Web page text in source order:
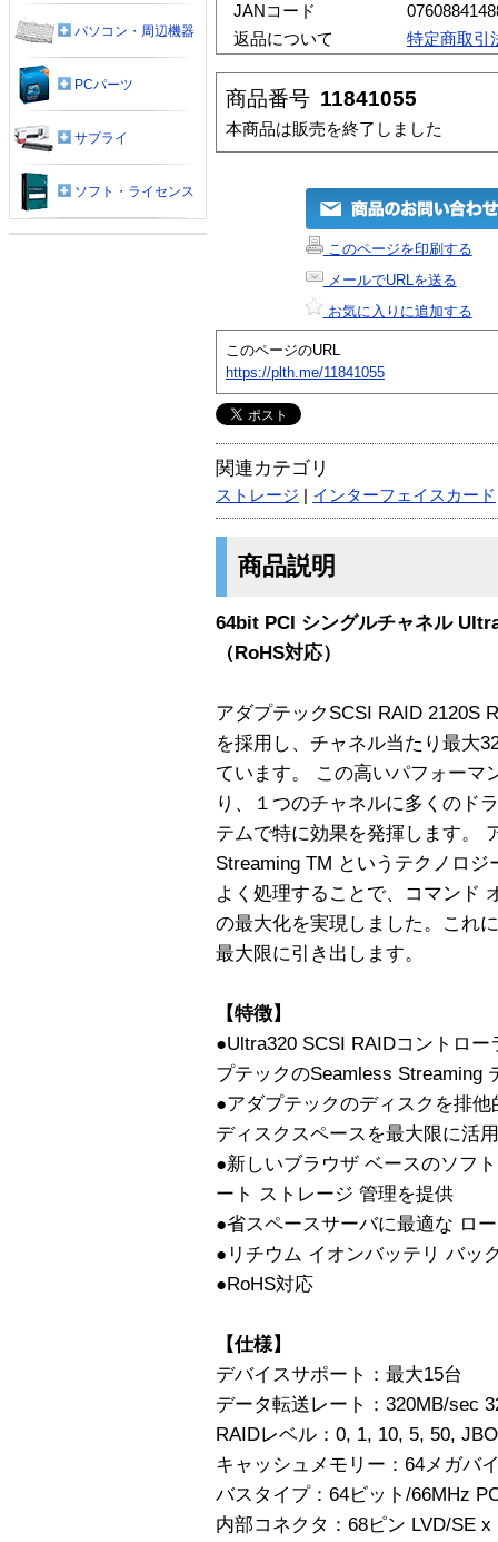
JANコード
返品について
特定商取引
商品番号 11841055
本商品は販売を終了しました
このページを印刷する
メールでURLを送る
お気に入りに追加する
このページのURL
https://plth.me/11841055
関連カテゴリ
ストレージ インターフェイスカード
商品説明
64bit PCI シングルチャネル
（RoHS対応）
アダプテックSCSI RAID 2120S
を採用し、チャネル当たり最大
ています。 この高いパフォーマ
り、１つのチャネルに多くのド
テムで特に効果を発揮します。
Streaming TM というテクノロ
よく処理することで、コマンド
の最大化を実現しました。これ
最大限に引き出します。
【特徴】
●Ultra320 SCSI RAIDコントロ
プテックのSeamless Streaming
●アダプテックのディスクを排
ディスクスペースを最大限に活用
●新しいブラウザ ベースのソフ
ート ストレージ 管理を提供
●省スペースサーバに最適な ロ
●リチウム イオンバッテリ バッ
●RoHS対応
【仕様】
デバイスサポート：最大15台
データ転送レート：320MB/sec
RAIDレベル：0, 1, 10, 5, 50,
キャッシュメモリー：64メガバ
バスタイプ：64ビット/66MHz
内部コネクタ：68ピン LVD/SE x
パソコン・周辺機器
PCパーツ
サプライ
ソフト・ライセンス